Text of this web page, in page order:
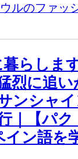
旅
｜
ト
ロ
な
【ボ
タ
ン
ワ
ルのファッ
らしま
烈に追
ンシャ
｜【パ
イン語を